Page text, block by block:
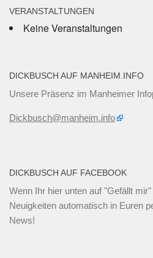
VERANSTALTUNGEN
Keine Veranstaltungen
DICKBUSCH AUF MANHEIM.INFO
Unsere Präsenz im Manheimer
Dickbusch@manheim.info
DICKBUSCH AUF FACEBOOK
Wenn Ihr hier unten auf "Gefällt
Neuigkeiten automatisch in Euren
News!